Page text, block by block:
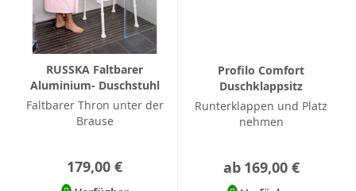
RUSSKA Faltbarer
Aluminium- Duschstuhl
Faltbarer Thron unter der
Brause
179,00 €
Profilo Comfort
Duschklappsitz
Runterklappen und Platz
nehmen
ab 169,00 €